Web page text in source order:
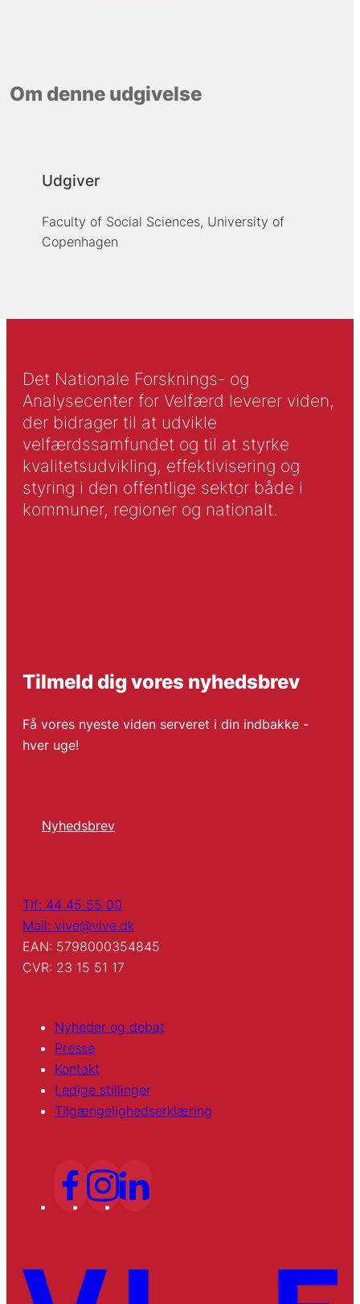
Om denne udgivelse
Udgiver
Faculty of Social Sciences, University of
Copenhagen
Det Nationale Forsknings- og
Analysecenter for Velfærd leverer viden,
der bidrager til at udvikle
velfærdssamfundet og til at styrke
kvalitetsudvikling, effektivisering og
styring i den offentlige sektor både i
kommuner, regioner og nationalt.
Tilmeld dig vores nyhedsbrev
Få vores nyeste viden serveret i din indbakke -
hver uge!
Nyhedsbrev
Tlf: 44 45 55 00
Mail: vive@vive.dk
EAN: 5798000354845
CVR: 23 15 51 17
Nyheder og debat
Presse
Kontakt
Ledige stillinger
Tilgængelighedserklæring